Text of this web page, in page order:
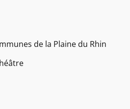
de la Plaine du Rhin